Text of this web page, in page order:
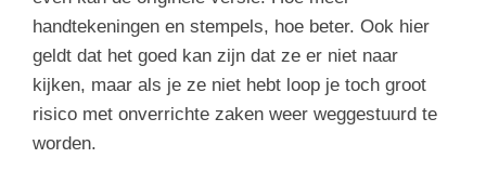
handtekeningen en stempels, hoe beter. Ook hier
geldt dat het goed kan zijn dat ze er niet naar
kijken, maar als je ze niet hebt loop je toch groot
risico met onverrichte zaken weer weggestuurd te
worden.